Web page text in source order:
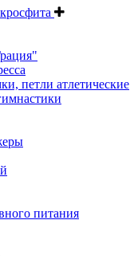
петли атлетические
питания